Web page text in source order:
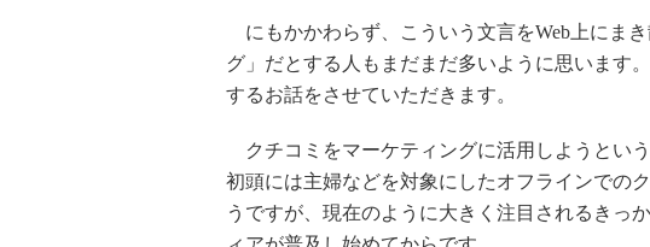
にもかかわらず、こういう文言をWeb上にま
グ」だとする人もまだまだ多いように思います
するお話をさせていただきます。
クチコミをマーケティングに活用しようとい
初頭には主婦などを対象にしたオフラインでの
うですが、現在のように大きく注目されるきっ